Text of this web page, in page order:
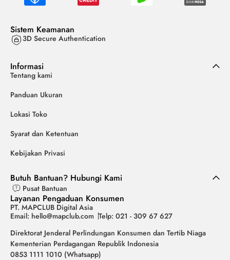
Sistem Keamanan
3D Secure Authentication
Informasi
Tentang kami
Panduan Ukuran
Lokasi Toko
Syarat dan Ketentuan
Kebijakan Privasi
Butuh Bantuan? Hubungi Kami
Pusat Bantuan
Layanan Pengaduan Konsumen
PT. MAPCLUB Digital Asia
Email: hello@mapclub.com Telp: 021 - 309 67 627
Direktorat Jenderal Perlindungan Konsumen dan Tertib Niaga
Kementerian Perdagangan Republik Indonesia
0853 1111 1010 (Whatsapp)